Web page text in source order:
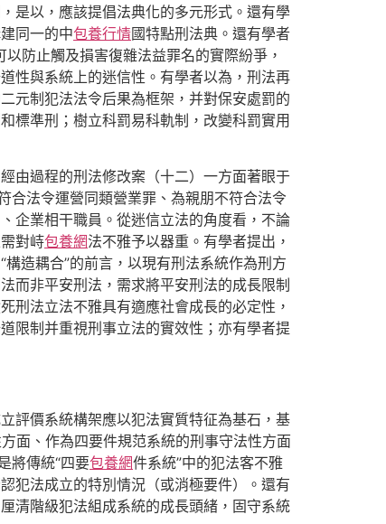
是以，應該提倡法典化的多元形式。還有學
同一的中包養行情國特點刑法典。還有學者
防止觸及損害復雜法益罪名的實際紛爭，
性與系統上的迷信性。有學者以為，刑法再
元制犯法法令后果為框架，并對保安處罰的
標準刑；樹立科罰易科軌制，改變科罰實用
由過程的刑法修改案（十二）一方面著眼于
合法令運營同類營業罪、為親朋不符合法令
企業相干職員。從迷信立法的角度看，不論
對峙包養網法不雅予以器重。有學者提出，
造耦合”的前言，以現有刑法系統作為刑方
而非平安刑法，需求將平安刑法的成長限制
刑法立法不雅具有適應社會成長的必定性，
限制并重視刑事立法的實效性；亦有學者提
評價系統構架應以犯法實質特征為基石，基
面、作為四要件規范系統的刑事守法性方面
將傳統“四要包養網件系統”中的犯法客不雅
犯法成立的特別情況（或消極要件）。還有
清階級犯法組成系統的成長頭緒，固守系統